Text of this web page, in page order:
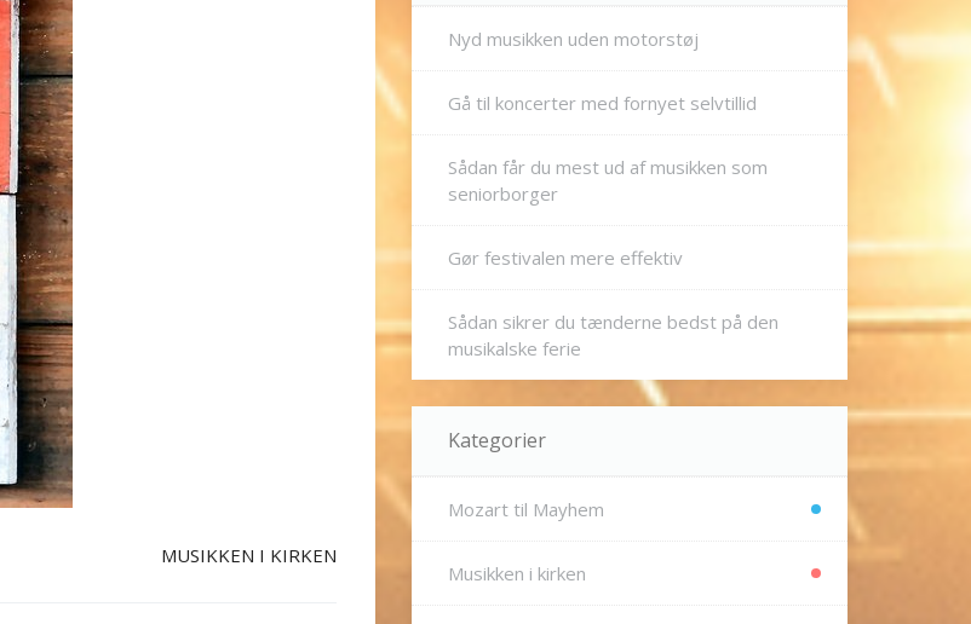
MUSIKKEN I KIRKEN
Nyd musikken uden motorstøj
Gå til koncerter med fornyet selvtillid
Sådan får du mest ud af musikken som
seniorborger
Gør festivalen mere effektiv
Sådan sikrer du tænderne bedst på den
musikalske ferie
Kategorier
Mozart til Mayhem
Musikken i kirken